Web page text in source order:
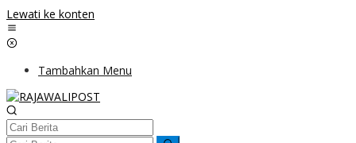
Lewati ke konten
Tambahkan Menu